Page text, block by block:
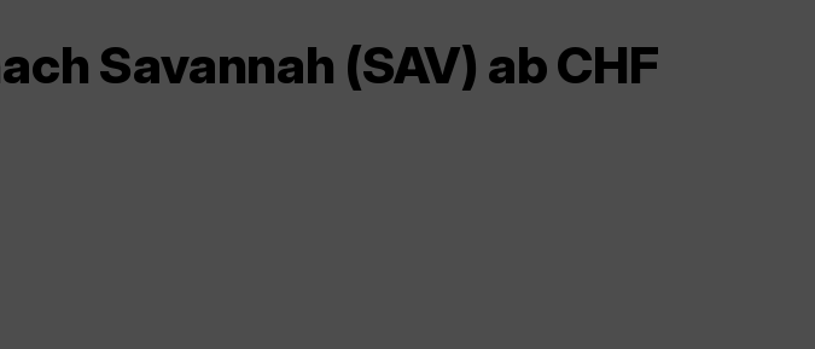
Savannah (SAV) ab CHF